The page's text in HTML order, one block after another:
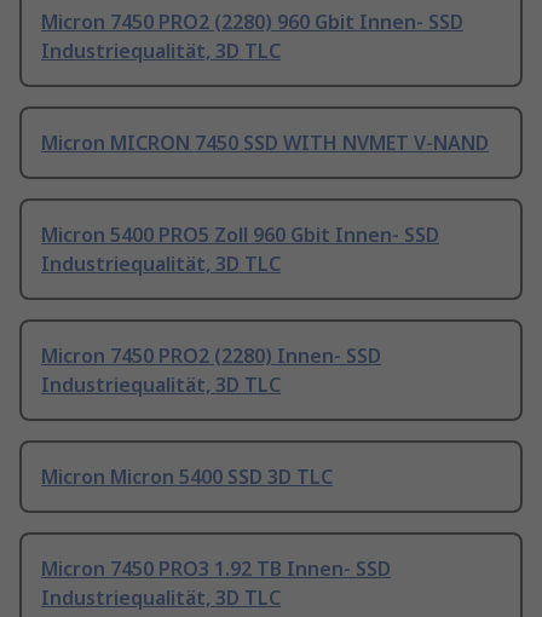
Micron 7450 PRO2 (2280) 960 Gbit Innen- SSD
Industriequalität, 3D TLC
Micron MICRON 7450 SSD WITH NVMET V-NAND
Micron 5400 PRO5 Zoll 960 Gbit Innen- SSD
Industriequalität, 3D TLC
Micron 7450 PRO2 (2280) Innen- SSD
Industriequalität, 3D TLC
Micron Micron 5400 SSD 3D TLC
Micron 7450 PRO3 1.92 TB Innen- SSD
Industriequalität, 3D TLC